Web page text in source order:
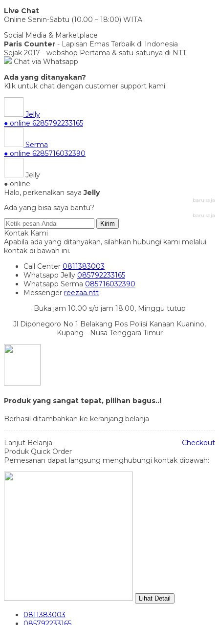
Live Chat
Online Senin-Sabtu (10.00 – 18:00) WITA
Social Media & Marketplace
Paris Counter - Lapisan Emas Terbaik di Indonesia
Sejak 2017 - webshop Pertama & satu-satunya di NTT
Chat via Whatsapp
Ada yang ditanyakan?
Klik untuk chat dengan customer support kami
Jelly
● online 6285792233165
Serma
● online 6285716032390
Jelly
● online
Halo, perkenalkan sayaJelly
baru saja
Ada yang bisa saya bantu?
baru saja
Kirim
Kontak Kami
Apabila ada yang ditanyakan, silahkan hubungi kami melalui
kontak di bawah ini.
Call Center 0811383003
Whatsapp Jelly 085792233165
Whatsapp Serma 085716032390
Messenger reezaa.ntt
Buka jam 10.00 s/d jam 18.00, Minggu tutup
Jl Diponegoro No 1 Belakang Pos Polisi Kanaan Kuanino,
Kupang - Nusa Tenggara Timur
Produk yang sangat tepat, pilihan bagus..!
Berhasil ditambahkan ke keranjang belanja
Lanjut Belanja
Checkout
Produk Quick Order
Pemesanan dapat langsung menghubungi kontak dibawah:
Lihat Detail
0811383003